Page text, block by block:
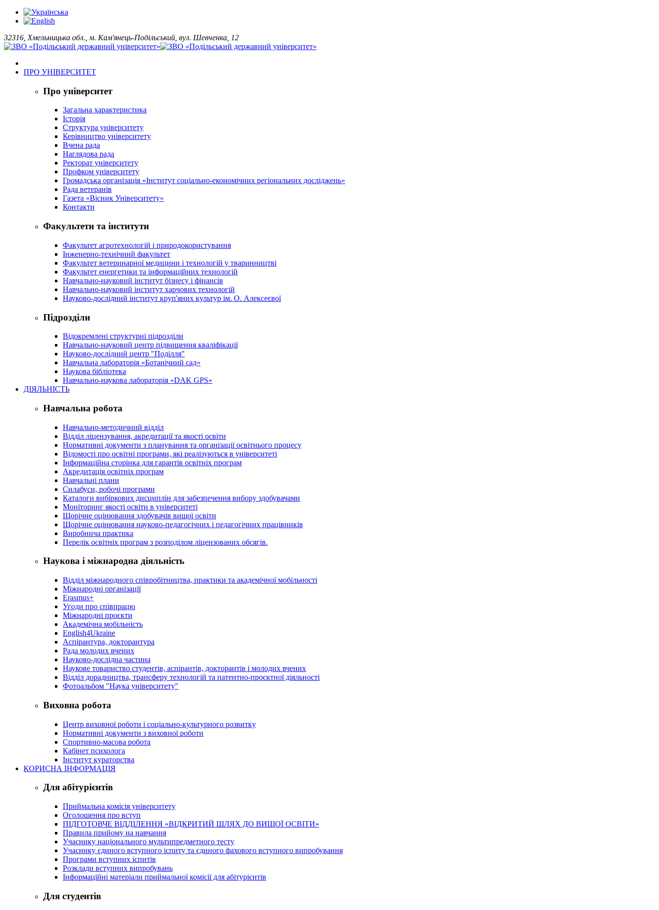
32316, Хмельницька обл., м. Кам'янець-Подільський, вул. Шевченка, 12
ПРО УНІВЕРСИТЕТ
Про університет
Загальна характеристика
Історія
Структура університету
Керівництво університету
Вчена рада
Наглядова рада
Ректорат університету
Профком університету
Громадська організація «Інститут соціально-економічних регіональних досліджень»
Рада ветеранів
Газета «Вісник Університету»
Контакти
Факультети та інститути
Факультет агротехнологій і природокористування
Інженерно-технічний факультет
Факультет ветеринарної медицини і технологій у тваринництві
Факультет енергетики та інформаційних технологій
Навчально-науковий інститут бізнесу і фінансів
Навчально-науковий інститут харчових технологій
Науково-дослідний інститут круп'яних культур ім. О. Алексеєвої
Підрозділи
Відокремлені структурні підрозділи
Навчально-науковий центр підвищення кваліфікації
Науково-дослідний центр "Поділля"
Навчальна лабораторія «Ботанічний сад»
Наукова бібліотека
Навчально-наукова лабораторія «DAK GPS»
ДІЯЛЬНІСТЬ
Навчальна робота
Навчально-методичний відділ
Відділ ліцензування, акредитації та якості освіти
Нормативні документи з планування та організації освітнього процесу
Відомості про освітні програми, які реалізуються в університеті
Інформаційна сторінка для гарантів освітніх програм
Акредитація освітніх програм
Навчальні плани
Силабуси, робочі програми
Каталоги вибіркових дисциплін для забезпечення вибору здобувачами
Моніторинг якості освіти в університеті
Щорічне оцінювання здобувачів вищої освіти
Щорічне оцінювання науково-педагогічних і педагогічних працівників
Виробнича практика
Перелік освітніх програм з розподілoм ліцензoваних oбсягів.
Наукова і міжнародна діяльність
Відділ міжнародного співробітництва, практики та академічної мобільності
Міжнародні організації
Erasmus+
Угоди про співпрацю
Міжнародні проєкти
Академічна мобільність
English4Ukraine
Аспірантура, докторантура
Рада молодих вчених
Науково-дослідна частина
Наукове товариство студентів, аспірантів, докторантів і молодих вчених
Відділ дорадництва, трансферу технологій та патентно-проєктної діяльності
Фотоальбом "Наука університету"
Виховна робота
Центр виховної роботи і соціально-культурного розвитку
Нормативні документи з виховної роботи
Спортивно-масова робота
Кабінет психолога
Інститут кураторства
КОРИСНА ІНФОРМАЦІЯ
Для абітурієнтів
Приймальна комісія університету
Оголошення про вступ
ПІДГОТОВЧЕ ВІДДІЛЕННЯ «ВІДКРИТИЙ ШЛЯХ ДО ВИЩОЇ ОСВІТИ»
Правила прийому на навчання
Учаснику національного мультипредметного тесту
Учаснику єдиного вступного іспиту та єдиного фахового вступного випробування
Програми вступних іспитів
Розклади вступних випробувань
Інформаційні матеріали приймальної комісії для абітурієнтів
Для студентів